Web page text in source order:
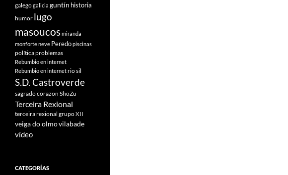
galegogalicia guntín historia
humor lugo
masoucosmiranda
monforteneve Peredopiscinas
políticaproblemas
Rebumbio en internet
Rebumbio en internetrio sil
S.D. Castroverde
sagrado corazon ShoZu
Terceira Rexional
terceira rexional grupo XII
veiga do olmovilabade
vídeo
CATEGORÍAS